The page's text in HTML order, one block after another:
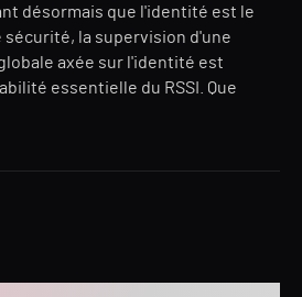
désormais que l'identité est le
la supervision d'une
axée sur l'identité est
essentielle du RSSI. Que